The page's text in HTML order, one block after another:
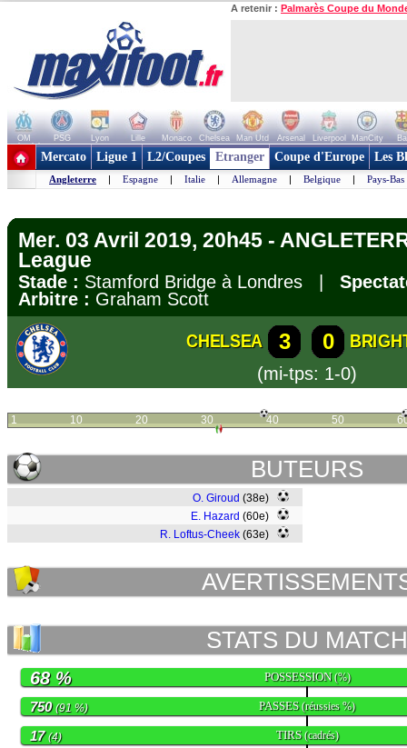
A retenir : Palmarès Coupe du
OM PSG Lyon Lille Monaco Chelsea Man Utd Arsenal Liverpool ManCity
+ de clubs
Mercato Ligue 1 L2/Coupes Etranger Coupe d'Europe Les
Angleterre | Espagne | Italie | Allemagne | Belgique | Pays-Bas
Mer. 03 Avril 2019, 20h45 -
League
Stade : Stamford Bridge à Londres |
Arbitre : Graham Scott
CHELSEA 3 0
(mi-tps: 1-0)
1 10 20 30 40 50
BUTEURS
O. Giroud (38e)
E. Hazard (60e)
R. Loftus-Cheek (63e)
STATS DU MATCH
POSSESSION(%)
68 %
PASSES(réussies %)
750(91 %)
TIRS(cadrés)
17(4)